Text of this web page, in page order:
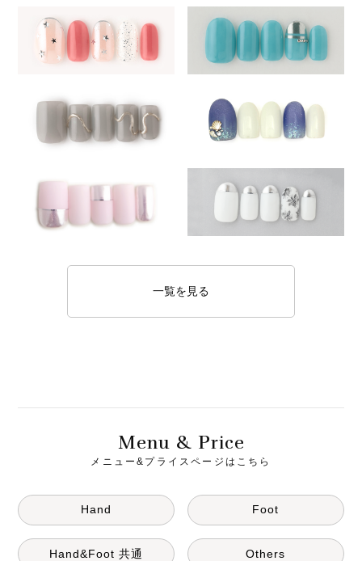
一覧を見る
Menu & Price
メニュー&プライスページはこちら
Hand Foot
Hand&Foot 共通 Others